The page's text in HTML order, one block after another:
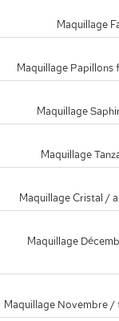
Maquillage
Maquillage Papillons
Maquillage
Maquillage
Maquillage Cristal /
Maquillage
Maquillage Novembre /